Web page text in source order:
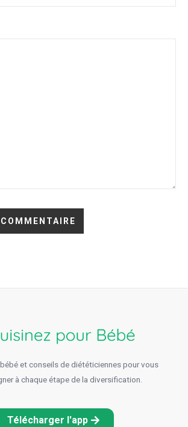
et conseils de diététiciennes pour vous
à chaque étape de la diversification.
Télécharger l'app